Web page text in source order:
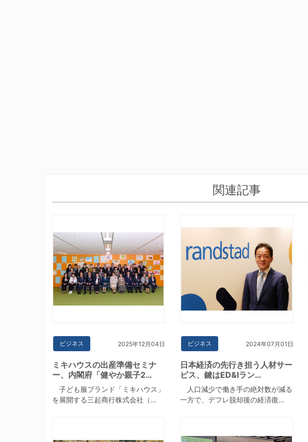
関連記事
ビジネス 2025年12月04日
ミキハウスの出産準備セミナ
ー、内閣府「健やか親子2…
子ども服ブランド「ミキハウス」
を展開する三起商行株式会社（…
ビジネス 2024年07月01日
日本経済の先行き担う人材サー
ビス、鍵はED&Iラン…
人口減少で働き手の絶対数が減る
一方で、デフレ脱却後の経済復…